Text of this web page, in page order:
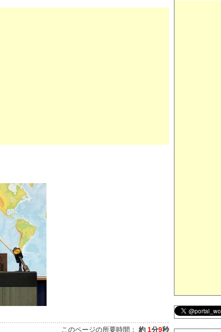
このページの所要時間： 約 1分9秒